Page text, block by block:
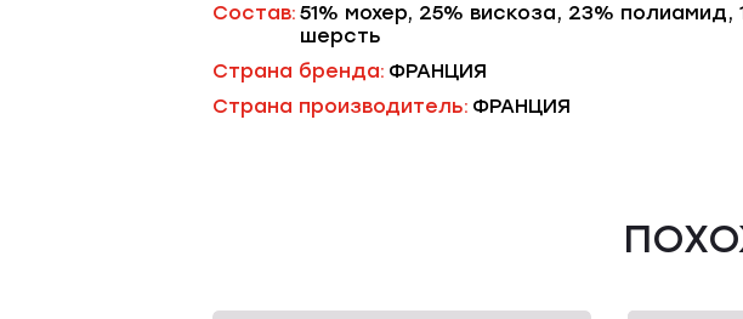
Состав: 51% мохер, 25% вискоза, 23%
шерсть
Страна бренда: ФРАНЦИЯ
Страна производитель: ФРАНЦИЯ